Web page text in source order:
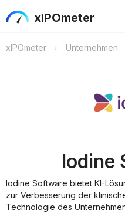
xIPOmeter
xIPOmeter Unternehmen
Iodine
Iodine Software bietet KI-
zur Verbesserung der
Technologie des